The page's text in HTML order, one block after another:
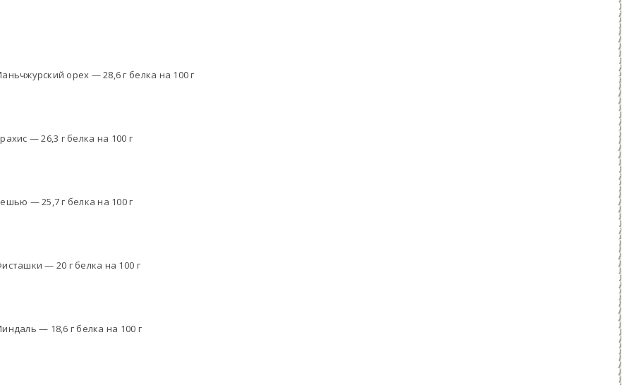
орех — 28,6 г белка на 100 г
— 26,3 г белка на 100 г
— 25,7 г белка на 100 г
— 20 г белка на 100 г
— 18,6 г белка на 100 г